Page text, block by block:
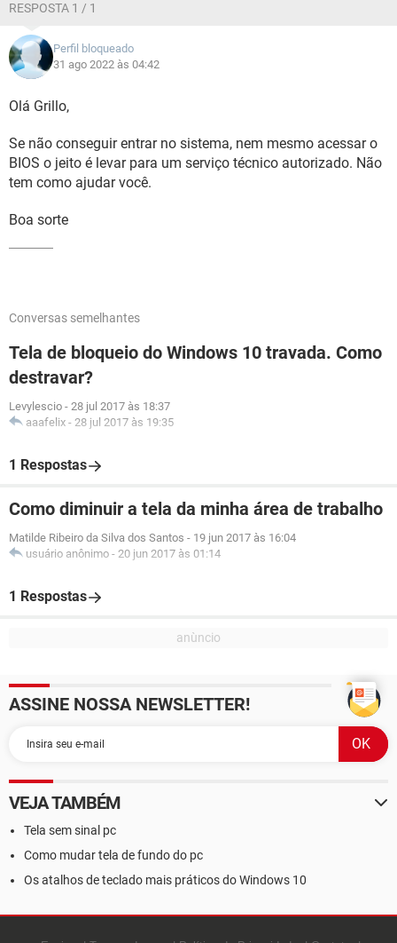
RESPOSTA 1 / 1
Perfil bloqueado
31 ago 2022 às 04:42
Olá Grillo,
Se não conseguir entrar no sistema, nem mesmo acessar o
BIOS o jeito é levar para um serviço técnico autorizado. Não
tem como ajudar você.
Boa sorte
Conversas semelhantes
Tela de bloqueio do Windows 10 travada. Como
destravar?
Levylescio - 28 jul 2017 às 18:37
aaafelix - 28 jul 2017 às 19:35
1 Respostas
Como diminuir a tela da minha área de trabalho
Matilde Ribeiro da Silva dos Santos - 19 jun 2017 às 16:04
usuário anônimo - 20 jun 2017 às 01:14
1 Respostas
ASSINE NOSSA NEWSLETTER!
VEJA TAMBÉM
Tela sem sinal pc
Como mudar tela de fundo do pc
Os atalhos de teclado mais práticos do Windows 10